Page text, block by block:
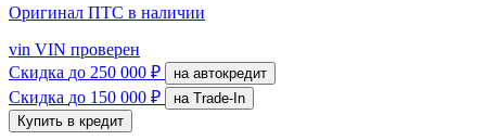
Оригинал ПТС в наличии
vin VIN проверен
Скидка до 250 000 ₽ на автокредит
Скидка до 150 000 ₽
на Trade-In
Купить в кредит